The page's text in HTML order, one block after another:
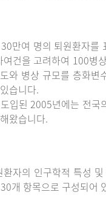
만여 명의 퇴원환자를
건을 고려하여 100병
와 병상 규모를 층화
습니다.
입된 2005년에는 전
왔습니다.
환자의 인구학적 특성
개 항목으로 구성되어